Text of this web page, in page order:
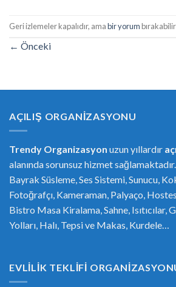
Geri izlemeler kapalıdır, amabir yorum
← Önceki
AÇILIŞ ORGANIZASYONU
Trendy Organizasyon uzun yıllardır
alanında sorunsuz hizmet
Bayrak Süsleme, Ses Sistemi, Sunucu,
Fotoğrafçı, Kameraman, Palyaço,
Bistro Masa Kiralama, Sahne, Isıtıcılar,
Yolları, Halı, Tepsi ve Makas, Kurdele…
EVLILIK TEKLIFI